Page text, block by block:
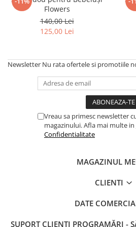
Flowers
140,00 Lei
125,00 Lei
Newsletter Nu rata ofertele si promotiile
Vreau sa primesc newsletter
magazinului. Afla mai multe in
Confidentialitate
MAGAZINUL
CLIENTI
DATE
SUPORT CLIENTI PROGRAMĂRI -